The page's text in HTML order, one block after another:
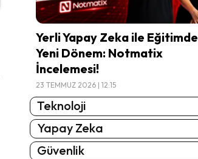
Yerli Yapay Zeka ile Eğitimde
Yeni Dönem: Notmatix
İncelemesi!
23 TEMMUZ 2026 | 12:15
Teknoloji
Yapay Zeka
Güvenlik